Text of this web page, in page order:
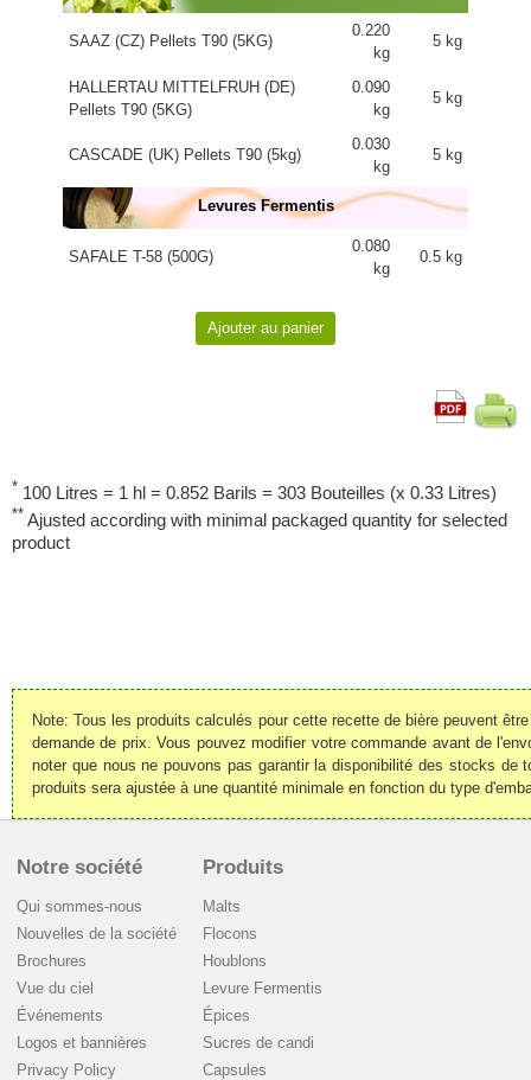
SAAZ (CZ) Pellets T90 (5KG)
0.220
kg
5 kg
HALLERTAU MITTELFRUH (DE)
Pellets T90 (5KG)
0.090
kg
5 kg
CASCADE (UK) Pellets T90 (5kg)
0.030
kg
5 kg
Levures Fermentis
SAFALE T-58 (500G)
0.080
kg
0.5 kg
* 100 Litres = 1 hl = 0.852 Barils = 303 Bouteilles (x 0.33 Litres)
** Ajusted according with minimal packaged quantity for selected
product
Note: Tous les produits calculés pour cette recette de bière peuvent
demande de prix. Vous pouvez modifier votre commande avant de
noter que nous ne pouvons pas garantir la disponibilité des stocks de
produits sera ajustée à une quantité minimale en fonction du type
Notre société
Qui sommes-nous
Nouvelles de la société
Brochures
Vue du ciel
Événements
Logos et bannières
Privacy Policy
Produits
Malts
Flocons
Houblons
Levure Fermentis
Épices
Sucres de candi
Capsules